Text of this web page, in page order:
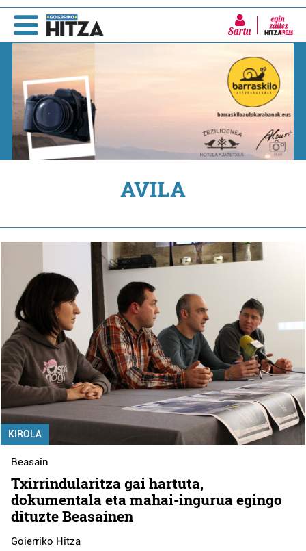
Sartu
AVILA
KIROLA
Beasain
Txirrindularitza gai hartuta,
dokumentala eta mahai-ingurua egingo
dituzte Beasainen
Goierriko Hitza